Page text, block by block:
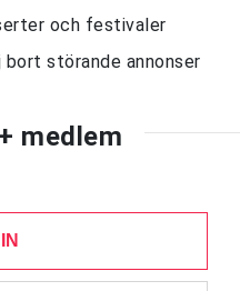
och festivaler
bort störande annonser
medlem